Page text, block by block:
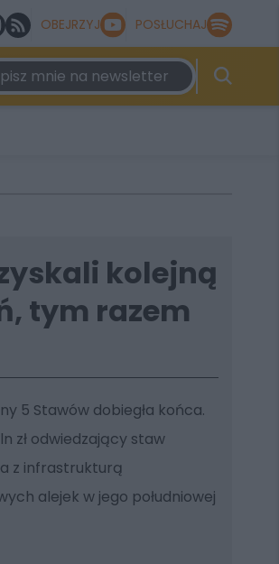
OBEJRZYJ POSŁUCHAJ
mnie na newsletter
kolejną
tym razem
5 Stawów dobiegła końca.
zł odwiedzający staw
z infrastrukturą
alejek w jego południowej